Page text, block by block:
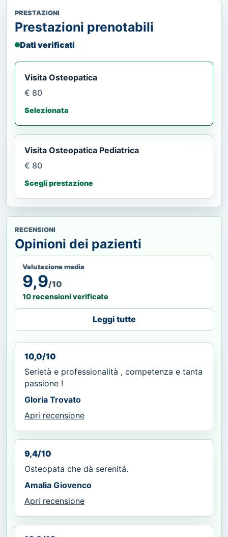
PRESTAZIONI
Prestazioni prenotabili
Dati verificati
Visita Osteopatica
€ 80
Selezionata
Visita Osteopatica Pediatrica
€ 80
Scegli prestazione
RECENSIONI
Opinioni dei pazienti
Valutazione media
9,9/10
10 recensioni verificate
Leggi tutte
10,0/10
Serietà e professionalità , competenza e tanta
passione !
Gloria Trovato
Apri recensione
9,4/10
Osteopata che dà serenitá.
Amalia Giovenco
Apri recensione